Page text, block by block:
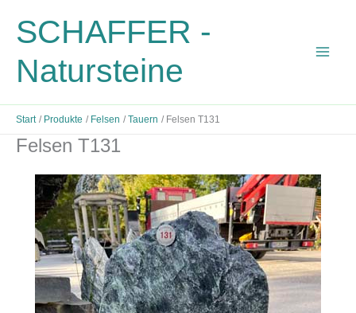
InhaltSCHAFFER -
Natursteine
Start Produkte Felsen Tauern Felsen T131
Felsen T131